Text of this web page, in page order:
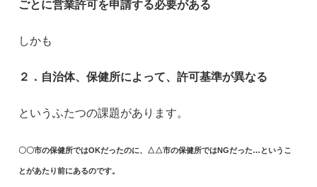
ごとに営業許可を申請する必要がある
しかも
２．自治体、保健所によって、許可基準が異なる
というふたつの課題があります。
〇〇市の保健所ではOKだったのに、△△市の保健所ではNGだった…というこ
とがあたり前にあるのです。